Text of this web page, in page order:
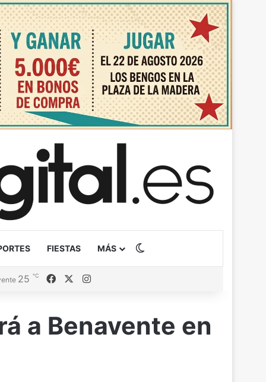
FIESTAS MÁS
25 ℃ FacebookInstagram
a Benavente en